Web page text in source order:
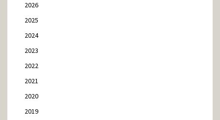
2026
2025
2024
2023
2022
2021
2020
2019